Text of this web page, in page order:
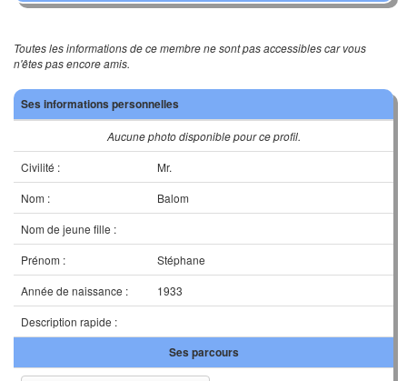
Toutes les informations de ce membre ne sont pas accessibles car vous
n'êtes pas encore amis.
Ses informations personnelles
Aucune photo disponible pour ce profil.
Civilité :
Mr.
Nom :
Balom
Nom de jeune fille :
Prénom :
Stéphane
Année de naissance :
1933
Description rapide :
Ses parcours